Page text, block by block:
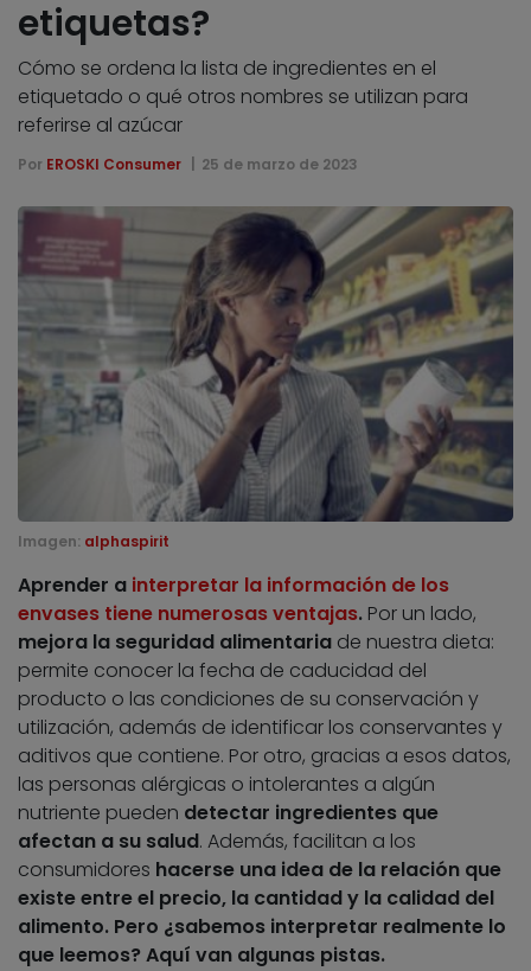
etiquetas?
Cómo se ordena la lista de ingredientes en el
etiquetado o qué otros nombres se utilizan para
referirse al azúcar
Por EROSKI Consumer 25 de marzo de 2023
Imagen: alphaspirit
Aprender a interpretar la información de los
envases tiene numerosas ventajas. Por un lado,
mejora la seguridad alimentaria de nuestra dieta:
permite conocer la fecha de caducidad del
producto o las condiciones de su conservación y
utilización, además de identificar los conservantes y
aditivos que contiene. Por otro, gracias a esos datos,
las personas alérgicas o intolerantes a algún
nutriente pueden detectar ingredientes que
afectan a su salud. Además, facilitan a los
consumidores hacerse una idea de la relación que
existe entre el precio, la cantidad y la calidad del
alimento. Pero ¿sabemos interpretar realmente lo
que leemos? Aquí van algunas pistas.